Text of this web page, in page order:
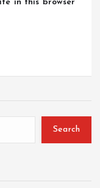
in this browser
Search